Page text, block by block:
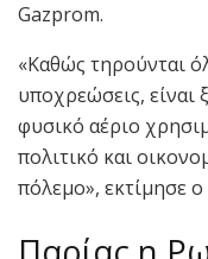
Gazprom.
«Καθώς τηρούνται
υποχρεώσεις, είναι
φυσικό αέριο
πολιτικό και
πόλεμο», εκτίμησε